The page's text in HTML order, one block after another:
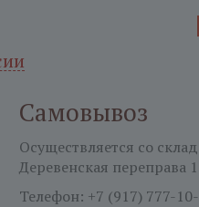
Самовывоз
Осуществляется со
Деревенская переправа
Телефон: +7 (917) 777-